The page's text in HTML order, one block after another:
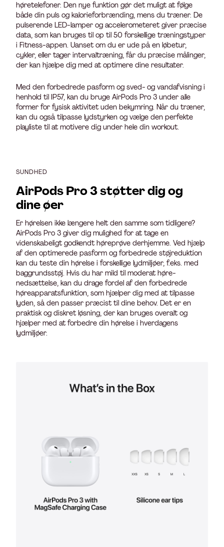
høretelefoner. Den nye funktion gør det muligt at følge
både din puls og kalorieforbrænding, mens du træner. De
pulserende LED-lamper og accelerometeret giver præcise
data, som kan bruges til op til 50 forskellige træningstyper
i Fitness-appen. Uanset om du er ude på en løbetur,
cykler, eller tager intervaltræning, får du præcise målinger,
der kan hjælpe dig med at optimere dine resultater.
Med den forbedrede pasform og sved- og vandafvisning i
henhold til IP57, kan du bruge AirPods Pro 3 under alle
former for fysisk aktivitet uden bekymring. Når du træner,
kan du også tilpasse lydstyrken og vælge den perfekte
playliste til at motivere dig under hele din workout.
SUNDHED
AirPods Pro 3 støtter dig og
dine øer
Er hørelsen ikke længere helt den samme som tidligere?
AirPods Pro 3 giver dig mulighed for at tage en
videnskabeligt godkendt høreprøve derhjemme. Ved hjælp
af den optimerede pasform og forbedrede støjreduktion
kan du teste din hørelse i forskellige lydmiljøer, f.eks. med
baggrundsstøj. Hvis du har mild til moderat høre­
nedsættelse, kan du drage fordel af den forbedrede
høreapparatsfunktion, som hjælper dig med at tilpasse
lyden, så den passer præcist til dine behov. Det er en
praktisk og diskret løsning, der kan bruges overalt og
hjælper med at forbedre din hørelse i hverdagens
lydmiljøer.